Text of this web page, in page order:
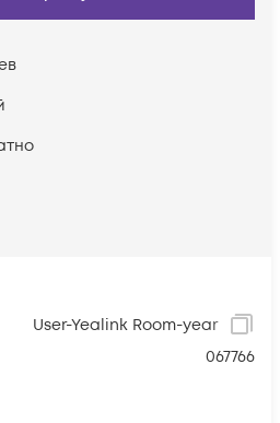
User-Yealink Room-year
067766